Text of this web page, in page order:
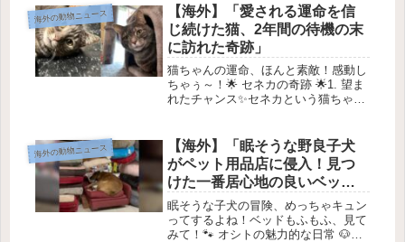
と、街をゆっくりと歩いていたのは
巨大なアフリカのゾウアザラシ。その
存在...
海外の動物ニュース
【海外】「愛される運命を信
じ続けた猫、2年間の待機の末
に訪れた奇跡」
猫ちゃんの運命、ほんと素敵！感動し
ちゃぅ～！🌟 セネカの奇跡 🌟1. 望ま
れたチャンス✨セネカという猫ちゃん
子なんだよ。彼女はもうすぐ2年も家
族を待っているけど、自分自身を...
海外の動物ニュース
【海外】「眠そうな野良子犬
がペット用品店に侵入！見つ
けた一番居心地の良いベッド
とは？」
眠そうな子犬の冒険、めっちゃキュン
ってするよね！ベッドもふもふ、見て
みて！🐾 オシトの魅力的な日常 🐶は